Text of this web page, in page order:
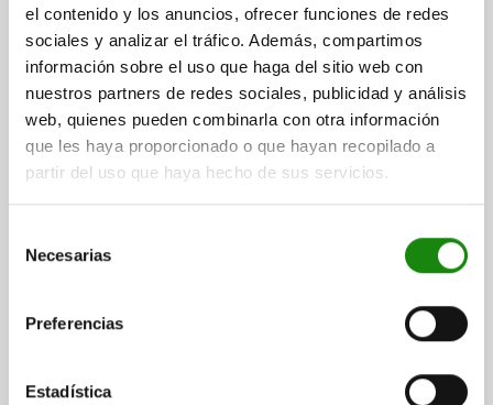
el contenido y los anuncios, ofrecer funciones de redes
sociales y analizar el tráfico. Además, compartimos
información sobre el uso que haga del sitio web con
nuestros partners de redes sociales, publicidad y análisis
web, quienes pueden combinarla con otra información
que les haya proporcionado o que hayan recopilado a
partir del uso que haya hecho de sus servicios.
Necesarias
Preferencias
Estadística
NATURAL
LONGITUD DE EMPUÑADURA=25
DIÁMETRO DE PERNO DE SUJECIÓ=6
ROSCA=M10X1
FORMA=A
D2=10
L=38,5 L3=15 B=9 H=6 F X 30°=1,8
SW1=10
FUERZA DEL MUELLE INICIAL F1 APROX. N=8
FUERZA DEL MUELLE FINAL F2 APROX. N=14
Referencia: 03099-12-10406101
más gastos de envío
DETALLES
03099-12 A